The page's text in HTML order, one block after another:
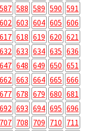
587 588 589 590 591
602 603 604 605 606
617 618 619 620 621
632 633 634 635 636
647 648 649 650 651
662 663 664 665 666
677 678 679 680 681
692 693 694 695 696
707 708 709 710 711